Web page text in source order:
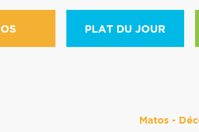
PLAT DU JOUR
Matos -